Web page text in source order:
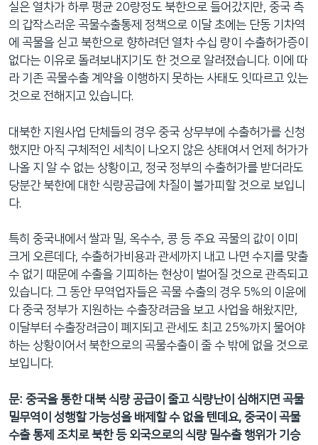
실은 열차가 하루 평균 20량정도 북한으로 들어갔지만, 중국 측
의 갑작스러운 곡물수출통제 정책으로 이달 초에는 단동 기차역
에 곡물을 싣고 북한으로 향하려던 열차 수십 량이 수출허가증이
없다는 이유로 돌려보내지기도 한 것으로 알려졌습니다. 이에 따
라 기존 곡물수출 계약을 이행하지 못하는 사태도 잇따르고 있는
것으로 전해지고 있습니다.
대북한 지원사업 단체들의 경우 중국 상무부에 수출허가를 신청
했지만 아직 구체적인 세칙이 나오지 않은 상태여서 언제 허가가
나올 지 알 수 없는 상황이고, 정국 정부의 수출허가를 받더라도
당분간 북한에 대한 식량공급에 차질이 불가피할 것으로 보입니
다.
특히 중국내에서 쌀과 밀, 옥수수, 콩 등 주요 곡물의 값이 이미
크게 오른데다, 수출허가비용과 관세까지 내고 나면 수지를 맞출
수 없기 때문에 수출을 기피하는 현상이 벌어질 것으로 관측되고
있습니다. 그 동안 무역업자들은 곡물 수출의 경우 5%의 이윤에
다 중국 정부가 지원하는 수출장려금을 보고 사업을 해왔지만,
이달부터 수출장려금이 폐지되고 관세도 최고 25%까지 물어야
하는 상황이어서 북한으로의 곡물수출이 줄 수 밖에 없을 것으로
보입니다.
문: 중국을 통한 대북 식량 공급이 줄고 식량난이 심해지면 곡물
밀무역이 성행할 가능성을 배제할 수 없을 텐데요, 중국이 곡물
수출 통제 조치로 북한 등 외국으로의 식량 밀수출 행위가 기승